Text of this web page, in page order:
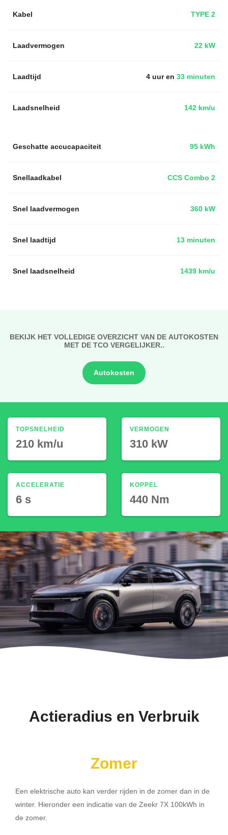
Kabel TYPE 2
Laadvermogen 22 kW
Laadtijd 4 uur en 33 minuten
Laadsnelheid 142 km/u
95 kWh
Geschatte accucapaciteit
Snellaadkabel CCS Combo 2
Snel laadvermogen 360 kW
Snel laadtijd 13 minuten
Snel laadsnelheid 1439 km/u
BEKIJK HET VOLLEDIGE OVERZICHT VAN DE AUTOKOSTEN
MET DE TCO VERGELIJKER..
Autokosten
TOPSNELHEID
210 km/u
ACCELERATIE
6 s
VERMOGEN
310 kW
KOPPEL
440 Nm
Actieradius en Verbruik
Zomer
Een elektrische auto kan verder rijden in de zomer dan in de
winter. Hieronder een indicatie van de Zeekr 7X 100kWh in
de zomer.